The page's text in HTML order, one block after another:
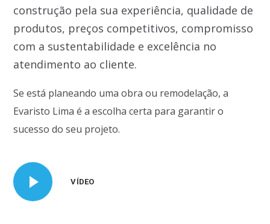
construção pela sua experiência, qualidade de
produtos, preços competitivos, compromisso
com a sustentabilidade e excelência no
atendimento ao cliente.
Se está planeando uma obra ou remodelação, a
Evaristo Lima é a escolha certa para garantir o
sucesso do seu projeto.
VÍDEO